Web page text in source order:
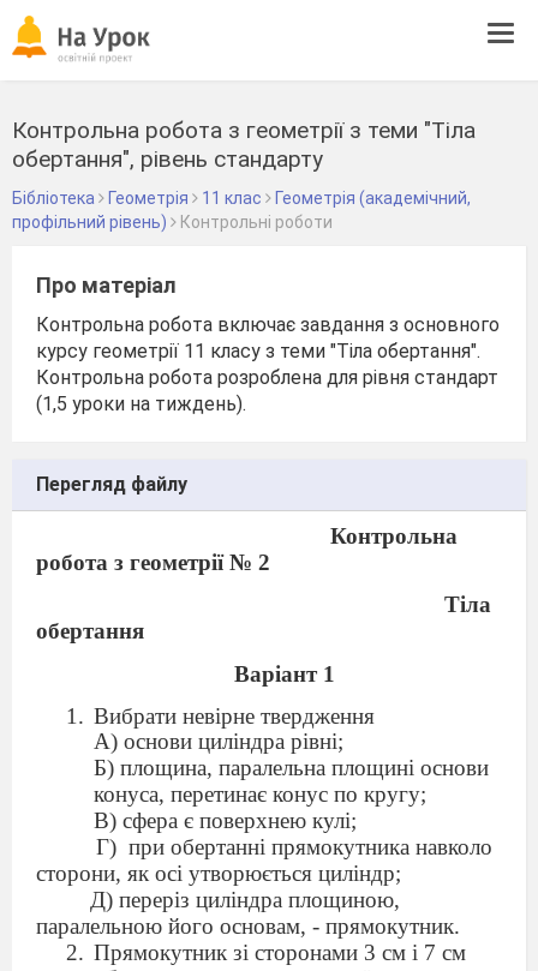
Контрольна робота з геометрії з теми "Тіла
обертання", рівень стандарту
Бібліотека Геометрія 11 клас
Геометрія (академічний,
профільний рівень)
Контрольні роботи
Про матеріал
Контрольна робота включає завдання з основного
курсу геометрії 11 класу з теми "Тіла обертання".
Контрольна робота розроблена для рівня стандарт
(1,5 уроки на тиждень).
Перегляд файлу
Контрольна
робота з геометрії № 2
Тіла
обертання
Варіант 1
Вибрати невірне твердження
А) основи циліндра рівні;
Б) площина, паралельна площині основи
конуса, перетинає конус по кругу;
В) сфера є поверхнею кулі;
Г) при обертанні прямокутника навколо
сторони, як осі утворюється циліндр;
Д) переріз циліндра площиною,
паралельною його основам, - прямокутник.
Прямокутник зі сторонами 3 см і 7 см